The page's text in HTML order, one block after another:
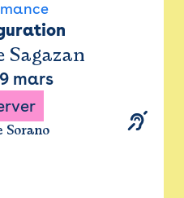
Sagazan
mars
Sorano